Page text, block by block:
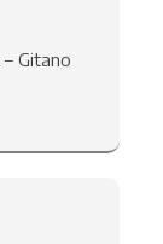
Gitano